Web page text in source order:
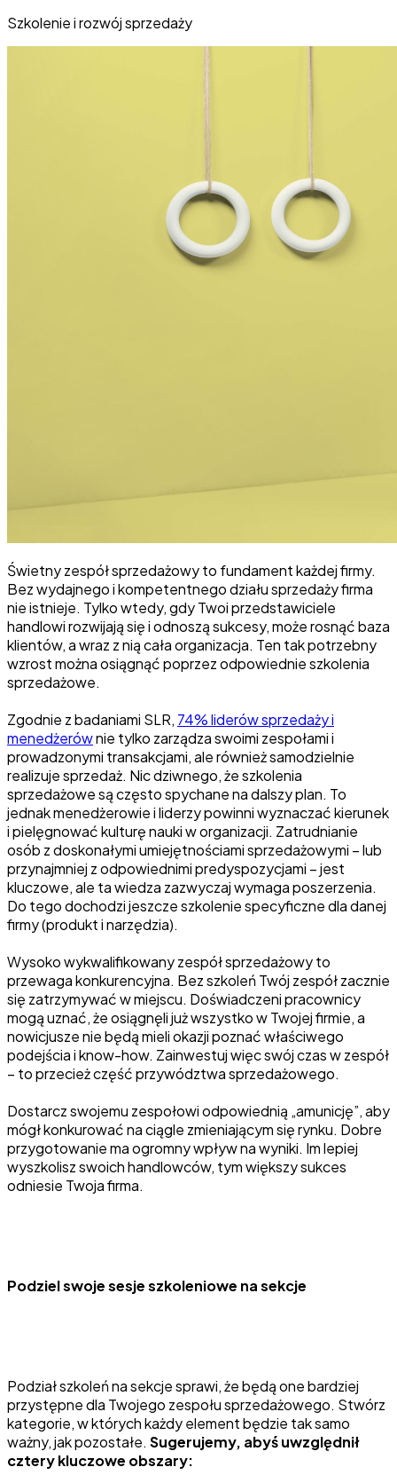
Szkolenie i rozwój sprzedaży
Świetny zespół sprzedażowy to fundament każdej firmy.
Bez wydajnego i kompetentnego działu sprzedaży firma
nie istnieje. Tylko wtedy, gdy Twoi przedstawiciele
handlowi rozwijają się i odnoszą sukcesy, może rosnąć baza
klientów, a wraz z nią cała organizacja. Ten tak potrzebny
wzrost można osiągnąć poprzez odpowiednie szkolenia
sprzedażowe.
Zgodnie z badaniami SLR, 74% liderów sprzedaży i
menedżerównie tylko zarządza swoimi zespołami i
prowadzonymi transakcjami, ale również samodzielnie
realizuje sprzedaż. Nic dziwnego, że szkolenia
sprzedażowe są często spychane na dalszy plan. To
jednak menedżerowie i liderzy powinni wyznaczać kierunek
i pielęgnować kulturę nauki w organizacji. Zatrudnianie
osób z doskonałymi umiejętnościami sprzedażowymi – lub
przynajmniej z odpowiednimi predyspozycjami – jest
kluczowe, ale ta wiedza zazwyczaj wymaga poszerzenia.
Do tego dochodzi jeszcze szkolenie specyficzne dla danej
firmy (produkt i narzędzia).
Wysoko wykwalifikowany zespół sprzedażowy to
przewaga konkurencyjna. Bez szkoleń Twój zespół zacznie
się zatrzymywać w miejscu. Doświadczeni pracownicy
mogą uznać, że osiągnęli już wszystko w Twojej firmie, a
nowicjusze nie będą mieli okazji poznać właściwego
podejścia i know-how. Zainwestuj więc swój czas w zespół
– to przecież część przywództwa sprzedażowego.
Dostarcz swojemu zespołowi odpowiednią „amunicję”, aby
mógł konkurować na ciągle zmieniającym się rynku. Dobre
przygotowanie ma ogromny wpływ na wyniki. Im lepiej
wyszkolisz swoich handlowców, tym większy sukces
odniesie Twoja firma.
Podziel swoje sesje szkoleniowe na sekcje
Podział szkoleń na sekcje sprawi, że będą one bardziej
przystępne dla Twojego zespołu sprzedażowego. Stwórz
kategorie, w których każdy element będzie tak samo
ważny, jak pozostałe. Sugerujemy, abyś uwzględnił
cztery kluczowe obszary: